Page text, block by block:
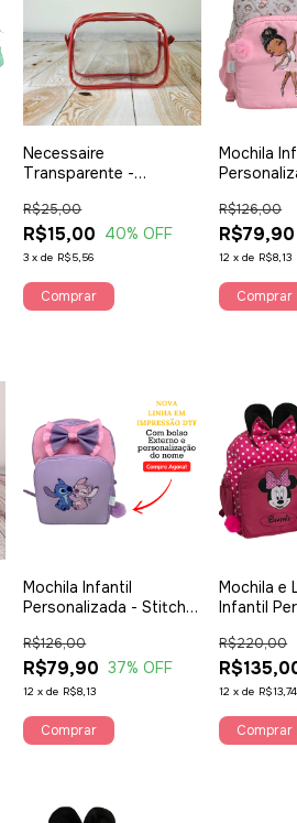
Necessaire
Transparente -
R$15,00
R$25,00
40% OFF
3 xde R$5,56
Mochila
R$79,90
R$126,00
12 xde R$8,13
Comprar
Mochila Infantil
Personalizada - Stitch e
R$79,90
R$126,00
37% OFF
12 xde R$8,13
Comprar
Mochila e
Infantil
R$220,00
12 xde R$13,74
Comprar